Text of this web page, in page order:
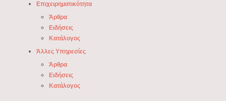
Επιχειρηματικότητα
Άρθρα
Ειδήσεις
Κατάλογος
Άλλες Υπηρεσίες
Άρθρα
Ειδήσεις
Κατάλογος